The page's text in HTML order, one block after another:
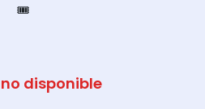
🎟️
disponible